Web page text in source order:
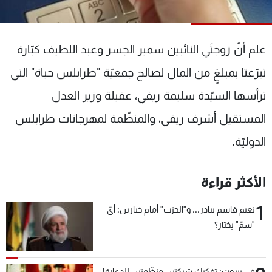
علم أنّ زوجتَي النائبين سمير الجسر وعبد اللطيف كبّارة
تبرّعتا بمبلغٍ من المال لصالح جمعيّة "طرابلس حياة" التي
ترأسها السيّدة سليمة ريفي، عقيلة وزير العدل
المستقيل أشرف ريفي، والمنظّمة لمهرجانات طرابلس
الدوليّة.
الأكثر قراءة
1نعيم قاسم يبادر... و"الحزب" أمام خيارين: أيّ
"سمّ" يختار؟
شاهد البرامج
عن MTV
الإنـتـاج
لاعلاناتكم
وظائف
تواصل معنا
شروط الإسـتخدام
سياسة الخصوصية